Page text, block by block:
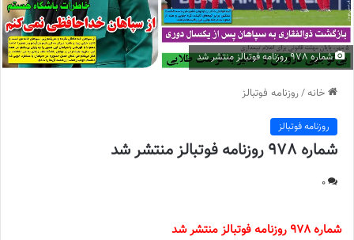
شماره 978 روزنامه فوتبالز منتشر شد
خانه/روزنامه فوتبالز
روزنامه فوتبالز
شماره 978 روزنامه فوتبالز منتشر شد
0
شماره 978 روزنامه فوتبالز منتشر شد